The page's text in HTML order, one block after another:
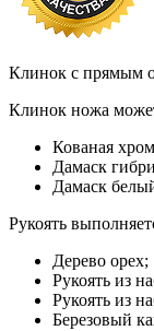
Клинок с прямым
Клинок ножа
Кованая
Дамаск
Дамаск
Рукоять
Дерево орех;
Рукоять из
Рукоять из
Березовый